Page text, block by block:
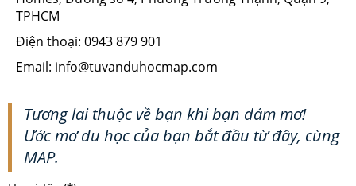
TPHCM
Điện thoại: 0943 879 901
Email: info@tuvanduhocmap.com
Tương lai thuộc về bạn khi bạn dám mơ!
Ước mơ du học của bạn bắt đầu từ đây, cùng
MAP.